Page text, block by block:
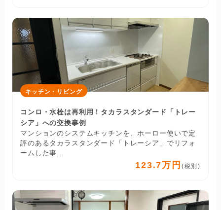
キッチン・リビング
コンロ・水栓は再利用！タカラスタンダード「トレー
シア」への交換事例
マンションのシステムキッチンを、ホーロー使いで定
評のあるタカラスタンダード「トレーシア」でリフォ
ームした事...
123.7万円 (税別)